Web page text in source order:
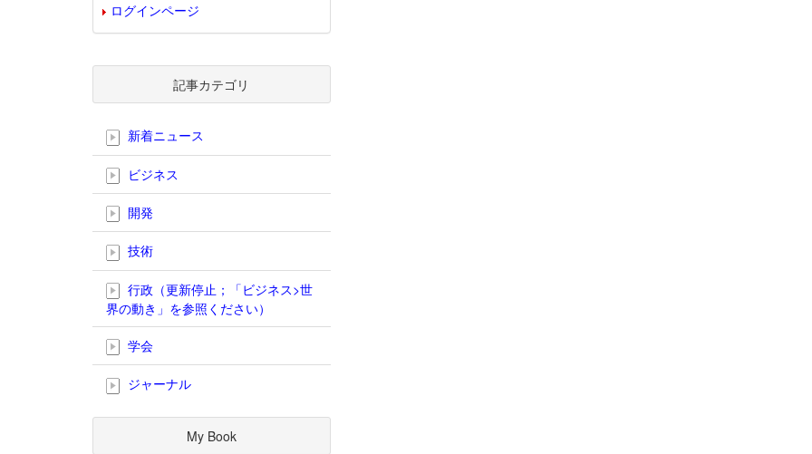
ログインページ
記事カテゴリ
新着ニュース
ビジネス
開発
技術
行政（更新停止；「ビジネス>世
界の動き」を参照ください）
学会
ジャーナル
My Book